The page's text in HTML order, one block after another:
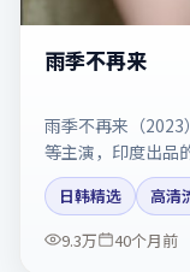
雨季不再来
雨季不再来（
等主演，印度出品
样出彩。剧情简介
方资料为准。
日韩精选
高清
9.3万
40个月前